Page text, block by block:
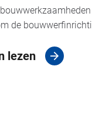
de
lezen